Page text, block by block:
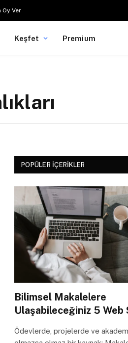
Oy Ver
Keşfet Premium
POPÜLER İÇERIKLER
Bilimsel Makalelere
Ulaşabileceğiniz 5 Web
Ödevlerde, projelerde ve